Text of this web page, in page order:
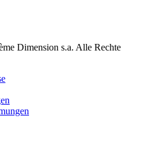
Dimension s.a. Alle Rechte